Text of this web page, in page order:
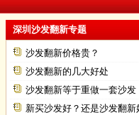
深圳沙发翻新专题
沙发翻新价格贵？
沙发翻新的几大好处
沙发翻新等于重做一套沙发
新买沙发好？还是沙发翻新